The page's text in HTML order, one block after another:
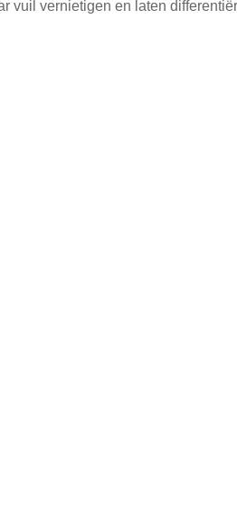
vuil vernietigen en laten